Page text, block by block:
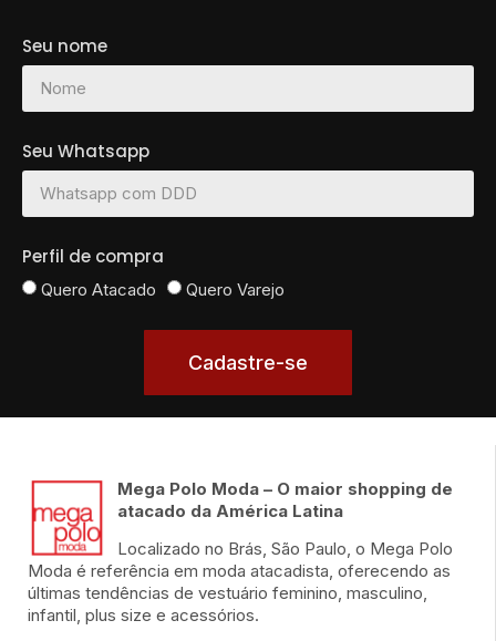
Seu nome
Seu Whatsapp
Perfil de compra
Quero Atacado Quero Varejo
Cadastre-se
Mega Polo Moda – O maior shopping de
atacado da América Latina
Localizado no Brás, São Paulo, o Mega Polo
Moda é referência em moda atacadista, oferecendo as
últimas tendências de vestuário feminino, masculino,
infantil, plus size e acessórios.